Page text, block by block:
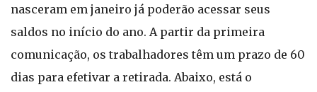
nasceram em janeiro já poderão acessar seus
saldos no início do ano. A partir da primeira
comunicação, os trabalhadores têm um prazo de 60
dias para efetivar a retirada. Abaixo, está o